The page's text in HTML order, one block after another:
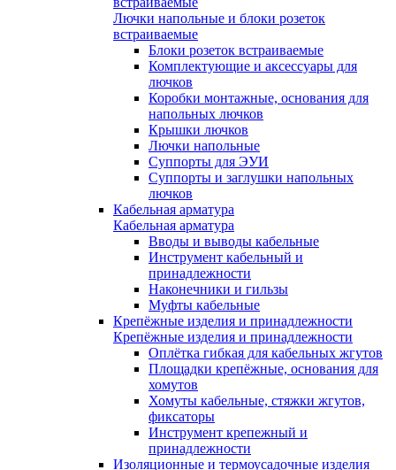
Лючки напольные и блоки розеток
встраиваемые
Блоки розеток встраиваемые
Комплектующие и аксессуары для
лючков
Коробки монтажные, основания для
напольных лючков
Крышки лючков
Лючки напольные
Суппорты для ЭУИ
Суппорты и заглушки напольных
лючков
Кабельная арматура
Кабельная арматура
Вводы и выводы кабельные
Инструмент кабельный и
принадлежности
Наконечники и гильзы
Муфты кабельные
Крепёжные изделия и принадлежности
Крепёжные изделия и принадлежности
Оплётка гибкая для кабельных жгутов
Площадки крепёжные, основания для
хомутов
Хомуты кабельные, стяжки жгутов,
фиксаторы
Инструмент крепежный и
принадлежности
Изоляционные и термоусадочные изделия